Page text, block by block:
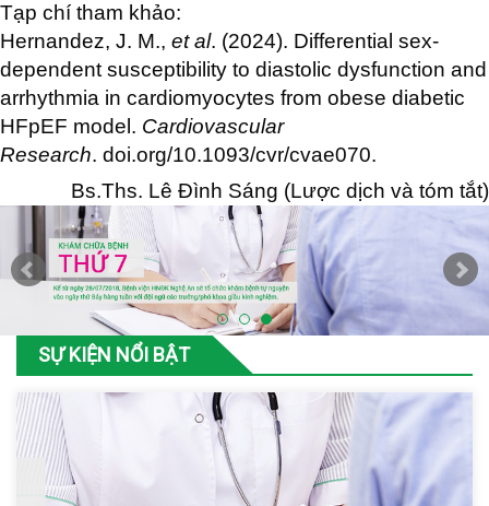
Tạp chí tham khảo:
Hernandez, J. M., et al. (2024). Differential sex-
dependent susceptibility to diastolic dysfunction and
arrhythmia in cardiomyocytes from obese diabetic
HFpEF model. Cardiovascular
Research. doi.org/10.1093/cvr/cvae070.
Bs.Ths. Lê Đình Sáng (Lược dịch và tóm tắt)
SỰ KIỆN NỔI BẬT